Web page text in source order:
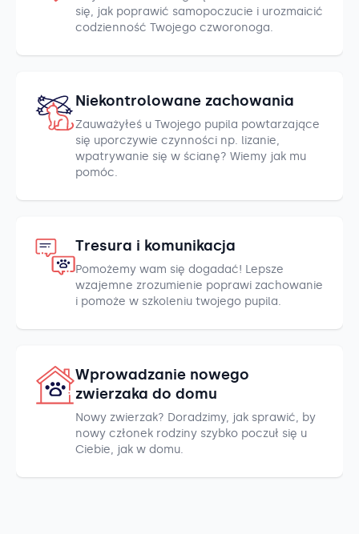
się, jak poprawić samopoczucie i urozmaicić
codzienność Twojego czworonoga.
Niekontrolowane zachowania
Zauważyłeś u Twojego pupila powtarzające
się uporczywie czynności np. lizanie,
wpatrywanie się w ścianę? Wiemy jak mu
pomóc.
Tresura i komunikacja
Pomożemy wam się dogadać! Lepsze
wzajemne zrozumienie poprawi zachowanie
i pomoże w szkoleniu twojego pupila.
Wprowadzanie nowego
zwierzaka do domu
Nowy zwierzak? Doradzimy, jak sprawić, by
nowy członek rodziny szybko poczuł się u
Ciebie, jak w domu.